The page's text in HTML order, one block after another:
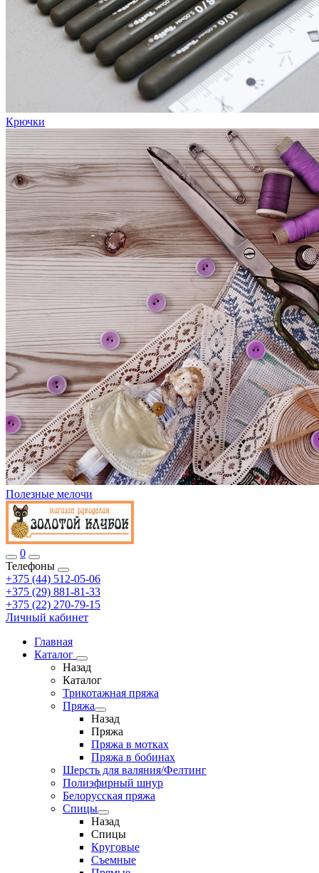
Крючки
Полезные мелочи
0
Телефоны
+375 (44) 512-05-06
+375 (29) 881-81-33
+375 (22) 270-79-15
Личный кабинет
Главная
Каталог
Назад
Каталог
Трикотажная пряжа
Пряжа
Назад
Пряжа
Пряжа в мотках
Пряжа в бобинах
Шерсть для валяния/Фелтинг
Полиэфирный шнур
Белорусская пряжа
Спицы
Назад
Спицы
Круговые
Съемные